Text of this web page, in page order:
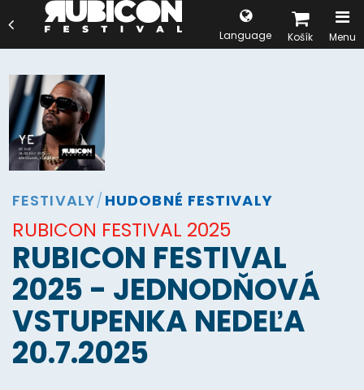
Menu
Košík
Language
FESTIVALY/ HUDOBNÉ FESTIVALY
RUBICON FESTIVAL 2025
RUBICON FESTIVAL
2025 - JEDNODŇOVÁ
VSTUPENKA NEDEĽA
20.7.2025